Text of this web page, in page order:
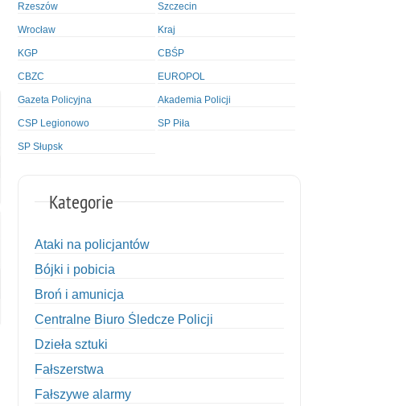
Rzeszów Szczecin
Wrocław Kraj
KGP CBŚP
CBZC EUROPOL
Gazeta Policyjna Akademia Policji
CSP Legionowo SP Piła
SP Słupsk
Kategorie
Ataki na policjantów
Bójki i pobicia
Broń i amunicja
Centralne Biuro Śledcze Policji
Dzieła sztuki
Fałszerstwa
Fałszywe alarmy